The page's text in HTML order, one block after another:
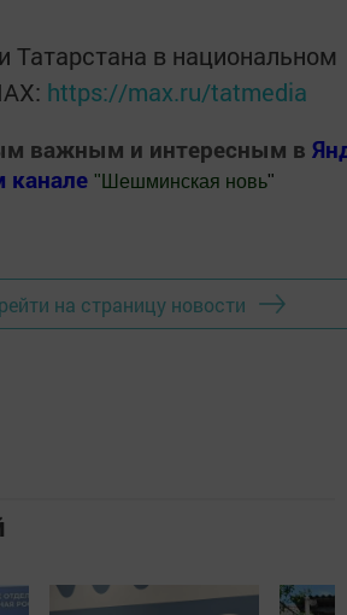
Татарстана в национальном
https://max.ru/tatmedia
важным и интересным в
канале " Шешминская новь"
на страницу новости